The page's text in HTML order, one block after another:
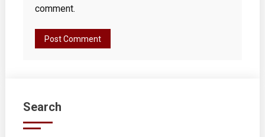
comment.
Search